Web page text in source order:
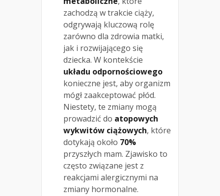
zachodzą w trakcie ciąży,
odgrywają kluczową rolę
zarówno dla zdrowia matki,
jak i rozwijającego się
dziecka. W kontekście
układu odpornościowego
konieczne jest, aby organizm
mógł zaakceptować płód.
Niestety, te zmiany mogą
prowadzić do atopowych
wykwitów ciążowych, które
dotykają około 70%
przyszłych mam. Zjawisko to
często związane jest z
reakcjami alergicznymi na
zmiany hormonalne.